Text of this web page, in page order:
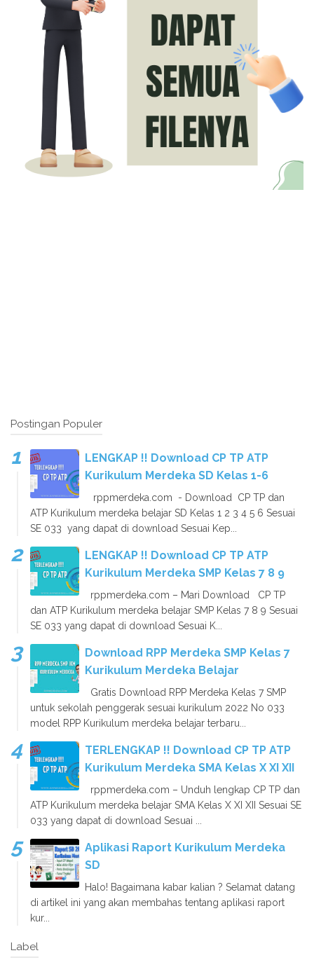
Postingan Populer
LENGKAP !! Download CP TP ATP
Kurikulum Merdeka SD Kelas 1-6
rppmerdeka.com - Download CP TP dan
ATP Kurikulum merdeka belajar SD Kelas 1 2 3 4 5 6 Sesuai
SE 033 yang dapat di download Sesuai Kep...
LENGKAP !! Download CP TP ATP
Kurikulum Merdeka SMP Kelas 7 8 9
rppmerdeka.com – Mari Download CP TP
dan ATP Kurikulum merdeka belajar SMP Kelas 7 8 9 Sesuai
SE 033 yang dapat di download Sesuai K...
Download RPP Merdeka SMP Kelas 7
Kurikulum Merdeka Belajar
Gratis Download RPP Merdeka Kelas 7 SMP
untuk sekolah penggerak sesuai kurikulum 2022 No 033
model RPP Kurikulum merdeka belajar terbaru...
TERLENGKAP !! Download CP TP ATP
Kurikulum Merdeka SMA Kelas X XI XII
rppmerdeka.com – Unduh lengkap CP TP dan
ATP Kurikulum merdeka belajar SMA Kelas X XI XII Sesuai SE
033 yang dapat di download Sesuai ...
Aplikasi Raport Kurikulum Merdeka
SD
Halo! Bagaimana kabar kalian ? Selamat datang
di artikel ini yang akan membahas tentang aplikasi raport
kur...
Label